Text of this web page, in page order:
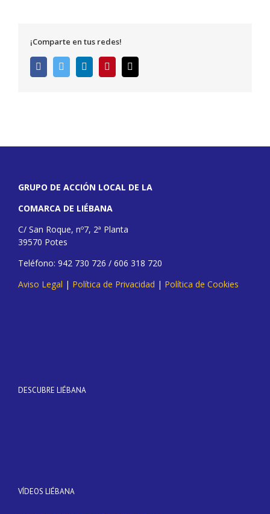
¡Comparte en tus redes!
FacebookTwitter LinkedInPinterest
electrónico
GRUPO DE ACCIÓN LOCAL DE LA
COMARCA DE LIÉBANA
C/ San Roque, nº7, 2ª Planta
39570 Potes
Teléfono: 942 730 726 / 606 318 720
Aviso Legal | Política de Privacidad | Política de Cookies
DESCUBRE LIÉBANA
VÍDEOS LIÉBANA